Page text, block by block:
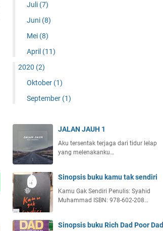
Juli (7)
Juni (8)
Mei (8)
April (11)
2020 (2)
Oktober (1)
September (1)
JALAN JAUH 1
Aku tersentak terjaga dari tidur lelap
yang melenakanku…
Sinopsis buku kamu tak sendiri
Kamu Gak Sendiri Penulis: Syahid
Muhammad ISBN: 978-602-208…
Sinopsis buku Rich Dad Poor Dad